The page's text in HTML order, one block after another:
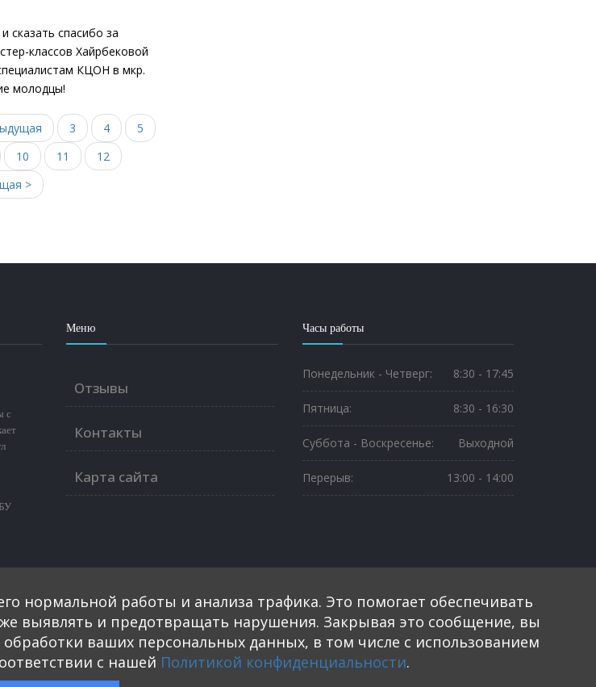
сказать спасибо за
классов Хайрбековой
КЦОН в мкр.
молодцы!
3 4
5
10 11
12
>
с
Меню
Отзывы
Контакты
Карта сайта
Часы работы
Понедельник - Четверг: 8:30 - 17:45
Пятница: 8:30 - 16:30
Суббота - Воскресенье: Выходной
Перерыв: 13:00 - 14:00
Телефоны
8 (3812) 901-551
нормальной работы и анализа трафика. Это помогает обеспечивать
выявлять и предотвращать нарушения. Закрывая это сообщение, вы
ваших персональных данных, в том числе с использованием
с нашей Политикой конфиденциальности.